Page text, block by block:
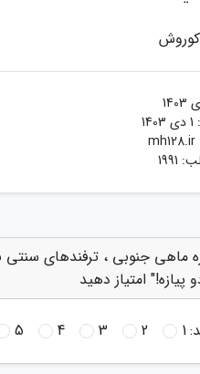
کوروش
1 دی 1403
mh128.ir
ماهی جنوبی ، ترفندهای سنتی
امتیاز دهید
1
2
3
4
5